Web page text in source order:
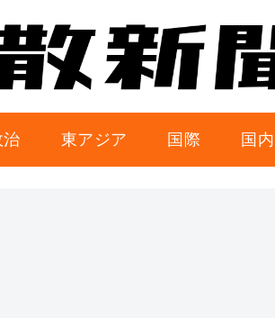
治 東アジア 国際 国内